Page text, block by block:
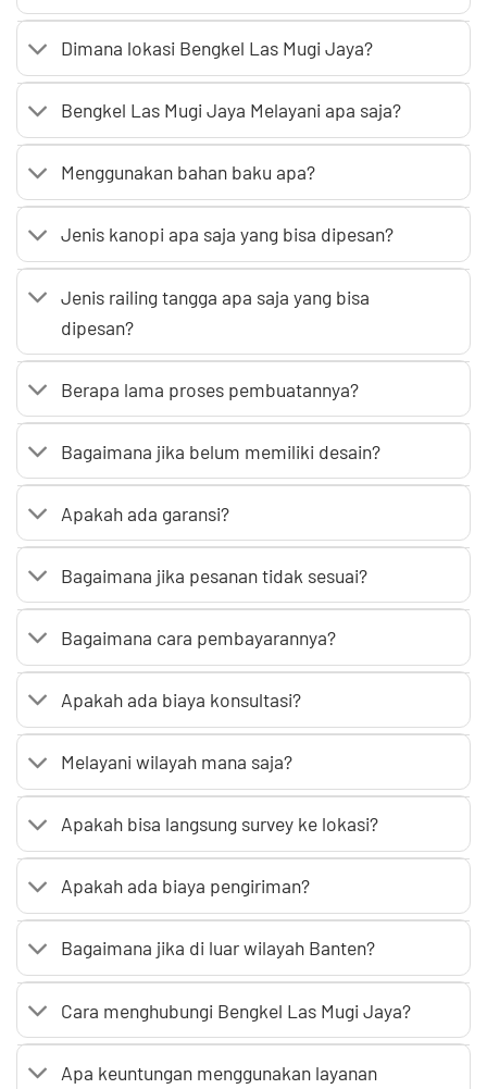
Dimana lokasi Bengkel Las Mugi Jaya?
Bengkel Las Mugi Jaya Melayani apa saja?
Menggunakan bahan baku apa?
Jenis kanopi apa saja yang bisa dipesan?
Jenis railing tangga apa saja yang bisa
dipesan?
Berapa lama proses pembuatannya?
Bagaimana jika belum memiliki desain?
Apakah ada garansi?
Bagaimana jika pesanan tidak sesuai?
Bagaimana cara pembayarannya?
Apakah ada biaya konsultasi?
Melayani wilayah mana saja?
Apakah bisa langsung survey ke lokasi?
Apakah ada biaya pengiriman?
Bagaimana jika di luar wilayah Banten?
Cara menghubungi Bengkel Las Mugi Jaya?
Apa keuntungan menggunakan layanan